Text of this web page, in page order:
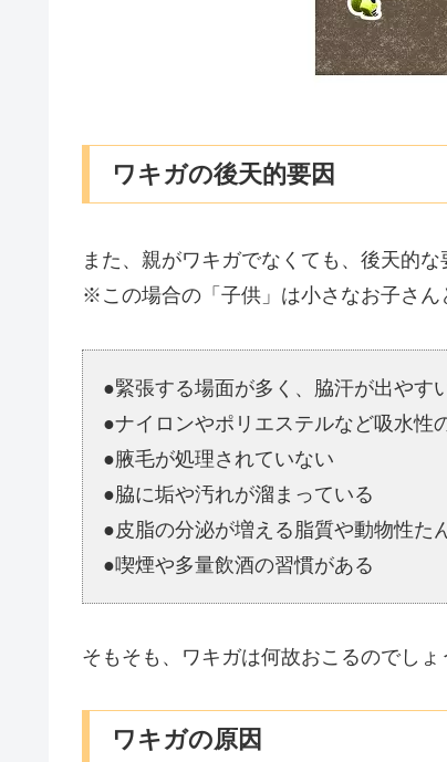
ワキガの後天的要因
また、親がワキガでなくても、後天的
※この場合の「子供」は小さなお子さん
●緊張する場面が多く、脇汗が出やす
●ナイロンやポリエステルなど吸水性
●腋毛が処理されていない
●脇に垢や汚れが溜まっている
●皮脂の分泌が増える脂質や動物性た
●喫煙や多量飲酒の習慣がある
そもそも、ワキガは何故おこるのでしょ
ワキガの原因